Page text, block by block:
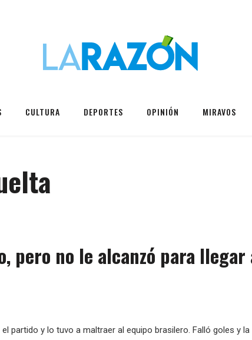
CULTURA DEPORTES OPINIÓN MIRAVOS
pero no le alcanzó para llegar
partido y lo tuvo a maltraer al equipo brasilero. Falló goles y la